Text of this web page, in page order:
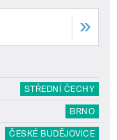
STŘEDNÍ ČECHY
BRNO
ČESKÉ BUDĚJOVICE